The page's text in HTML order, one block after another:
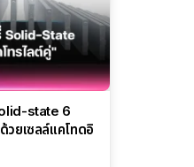
state 6
วยเซลล์แคโทดอิ